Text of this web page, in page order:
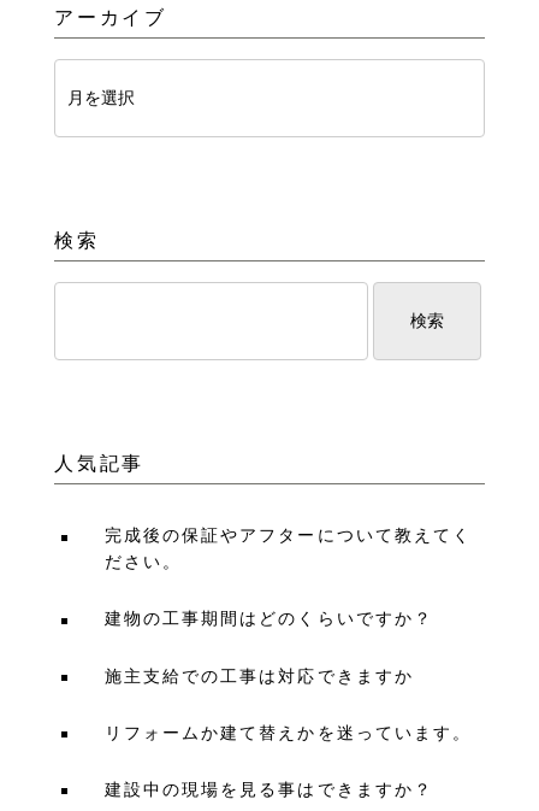
アーカイブ
検索
人気記事
完成後の保証やアフターについて教えてく
ださい。
建物の工事期間はどのくらいですか？
施主支給での工事は対応できますか
リフォームか建て替えかを迷っています。
建設中の現場を見る事はできますか？